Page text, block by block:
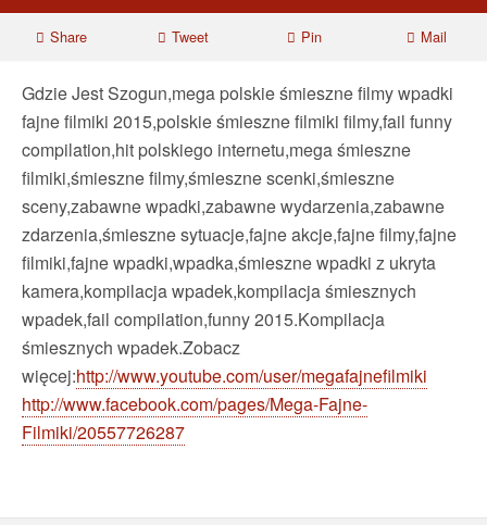
Share Tweet Pin Mail
Gdzie Jest Szogun,mega polskie śmieszne filmy wpadki
fajne filmiki 2015,polskie śmieszne filmiki filmy,fail funny
compilation,hit polskiego internetu,mega śmieszne
filmiki,śmieszne filmy,śmiesznescenki,śmieszne
sceny,zabawne wpadki,zabawne wydarzenia,zabawne
zdarzenia,śmieszne sytuacje,fajne akcje,fajne filmy,fajne
filmiki,fajne wpadki,wpadka,śmieszne wpadki z ukryta
kamera,kompilacja wpadek,kompilacja śmiesznych
wpadek,fail compilation,funny 2015.Kompilacja
śmiesznych wpadek.Zobacz
więcej:http://www.youtube.com/user/megafajnefilmiki
http://www.facebook.com/pages/Mega-Fajne-
Filmiki/20557726287